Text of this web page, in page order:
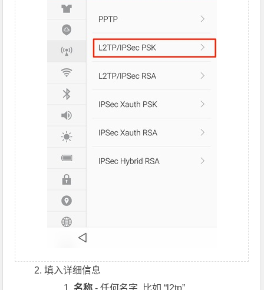
填入详细信息
名称 - 任何名字, 比如 “l2tp”